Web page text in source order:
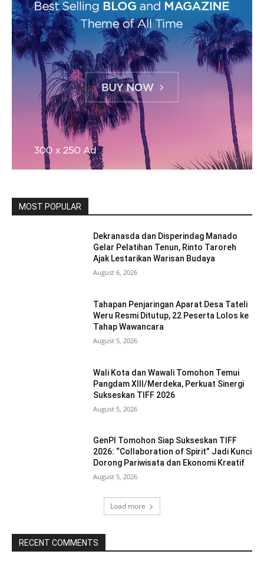
MOST POPULAR
Dekranasda dan Disperindag Manado
Gelar Pelatihan Tenun, Rinto Taroreh
Ajak Lestarikan Warisan Budaya
August 6, 2026
Tahapan Penjaringan Aparat Desa Tateli
Weru Resmi Ditutup, 22 Peserta Lolos ke
Tahap Wawancara
August 5, 2026
Wali Kota dan Wawali Tomohon Temui
Pangdam XIII/Merdeka, Perkuat Sinergi
Sukseskan TIFF 2026
August 5, 2026
GenPI Tomohon Siap Sukseskan TIFF
2026: “Collaboration of Spirit” Jadi Kunci
Dorong Pariwisata dan Ekonomi Kreatif
August 5, 2026
Load more
RECENT COMMENTS